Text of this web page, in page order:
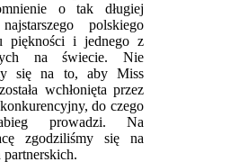
o tak długiej
polskiego
piękności i jednego z
na świecie. Nie
się na to, aby Miss
wchłonięta przez
do czego
prowadzi. Na
zgodziliśmy się na
partnerskich.